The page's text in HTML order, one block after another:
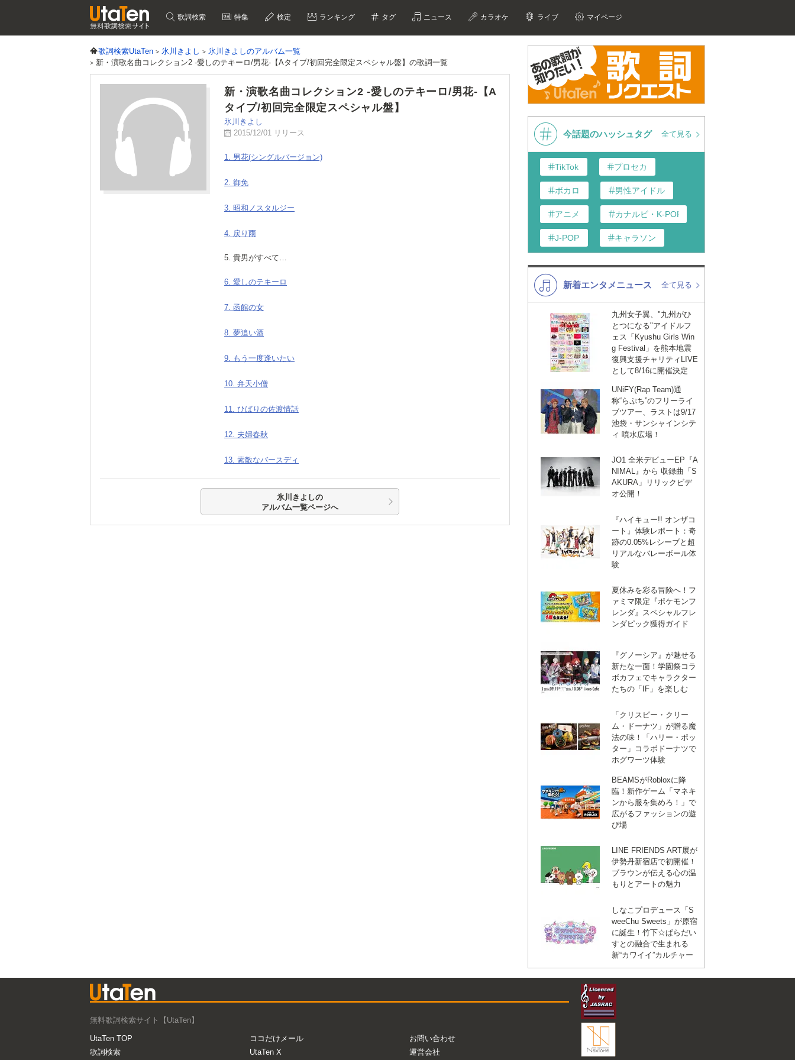
歌詞検索 特集 検定 ランキング タグ ニュース カラオケ ライブ マイページ
歌詞検索UtaTen 氷川きよし
氷川きよしのアルバム一覧
新・演歌名曲コレクション2 -愛しのテキーロ/男花-【Aタイプ/初回完全限定スペシャル盤】の歌詞一覧
新・演歌名曲コレクション2 -愛しのテキーロ/男花-【A
タイプ/初回完全限定スペシャル盤】
氷川きよし
2015/12/01 リリース
1. 男花(シングルバージョン)
2. 御免
3. 昭和ノスタルジー
4. 戻り雨
5. 貴男がすべて…
6. 愛しのテキーロ
7. 函館の女
8. 夢追い酒
9. もう一度逢いたい
10. 弁天小僧
11. ひばりの佐渡情話
12. 夫婦春秋
13. 素敵なバースディ
氷川きよしの
アルバム一覧ページへ
今話題のハッシュタグ 全て見る
TikTok プロセカ
ボカロ 男性アイドル
アニメ カナルビ・K-POP和訳
J-POP キャラソン
K-POP 演歌・歌謡
洋楽
VTuber ディズニー
新着エンタメニュース 全て見る
九州女子翼、"九州がひ
とつになる"アイドルフ
ェス「Kyushu Girls Win
g Festival」を熊本地震
復興支援チャリティLIVE
として8/16に開催決定
UNiFY(Rap Team)通
称“らぷち”のフリーライ
ブツアー、ラストは9/17
池袋・サンシャインシテ
ィ 噴水広場！
JO1 全米デビューEP『A
NIMAL』から 収録曲「S
AKURA」リリックビデ
オ公開！
『ハイキュー!! オンザコ
ート』体験レポート：奇
跡の0.05%レシーブと超
リアルなバレーボール体
験
夏休みを彩る冒険へ！フ
ァミマ限定『ポケモンフ
レンダ』スペシャルフレ
ンダピック獲得ガイド
『グノーシア』が魅せる
新たな一面！学園祭コラ
ボカフェでキャラクター
たちの「IF」を楽しむ
「クリスピー・クリー
ム・ドーナツ」が贈る魔
法の味！「ハリー・ポッ
ター」コラボドーナツで
ホグワーツ体験
BEAMSがRobloxに降
臨！新作ゲーム「マネキ
ンから服を集めろ！」で
広がるファッションの遊
び場
LINE FRIENDS ART展が
伊勢丹新宿店で初開催！
ブラウンが伝える心の温
もりとアートの魅力
しなこプロデュース「S
weeChu Sweets」が原宿
に誕生！竹下☆ぱらだい
すとの融合で生まれる
新“カワイイ”カルチャー
無料歌詞検索サイト【UtaTen】
UtaTen TOP
歌詞検索
ココだけメール
UtaTen X
お問い合わせ
運営会社